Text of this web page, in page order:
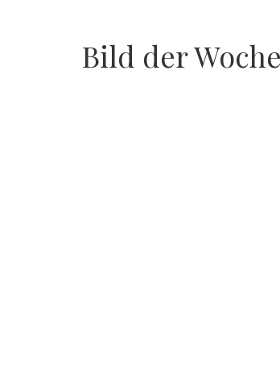
Bild der Woche